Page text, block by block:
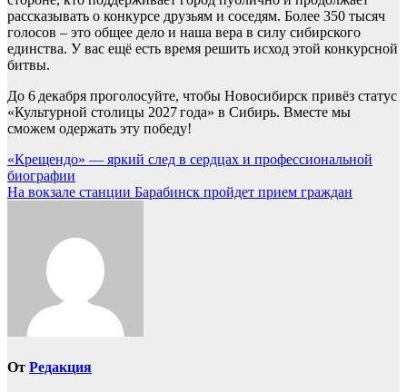
рассказывать о конкурсе друзьям и соседям. Более 350 тысяч
голосов – это общее дело и наша вера в силу сибирского
единства. У вас ещё есть время решить исход этой конкурсной
битвы.
До 6 декабря проголосуйте, чтобы Новосибирск привёз статус
«Культурной столицы 2027 года» в Сибирь. Вместе мы
сможем одержать эту победу!
Навигация
по
«Крещендо» — яркий след в сердцах и профессиональной
биографии
На вокзале станции Барабинск пройдет прием граждан
От Редакция